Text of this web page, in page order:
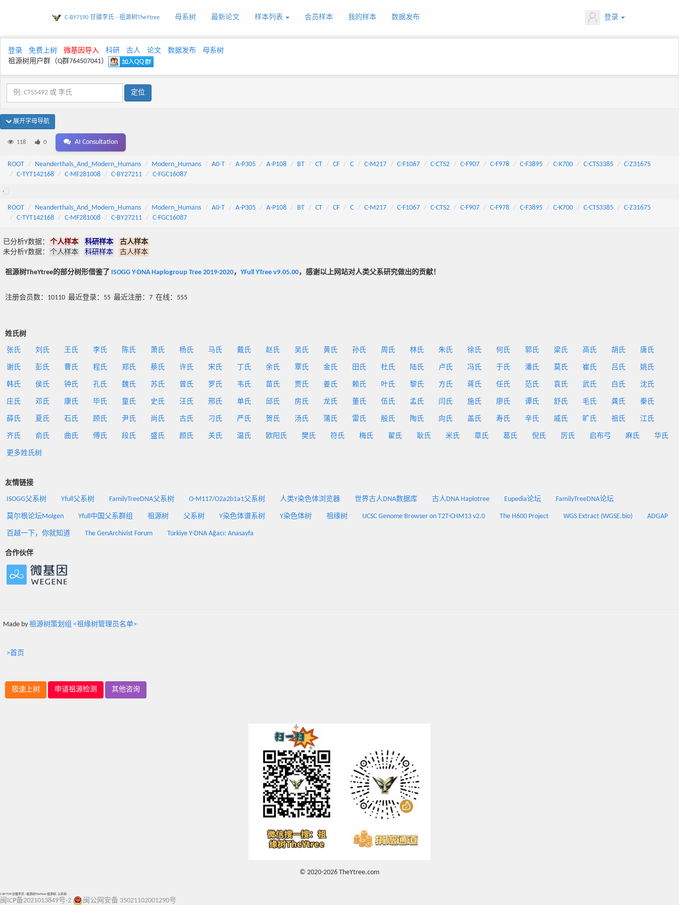
C-BY7190 甘疆李氏 - 祖源树TheYtree 母系树 最新论文 样本列表 会员样本 我的样本 数据发布 登录
登录 免费上树 微基因导入 科研 古人 论文 数据发布
母系树
祖源树用户群（Q群764507041）
展开字母导航
118 0 AI Consultation
ROOT Neanderthals_And_Modern_Humans Modern_Humans A0-T A-P305 A-P108 BT CT CF C C-M217 C-F1067 C-CTS2 C-F907 C-F978 C-F3895 C-K700 C-CTS3385
C-Z31675
C-TYT142168
C-MF281008 C-BY27211 C-FGC16087
ROOT Neanderthals_And_Modern_Humans Modern_Humans A0-T A-P305 A-P108 BT CT CF C C-M217 C-F1067 C-CTS2 C-F907 C-F978 C-F3895 C-K700 C-CTS3385
C-Z31675
C-TYT142168
C-MF281008 C-BY27211 C-FGC16087
已分析Y数据： 个人样本 科研样本
古人样本
未分析Y数据：
个人样本 科研样本 古人样本
祖源树TheYtree的部分树形借鉴了 ISOGG Y-DNA Haplogroup Tree 2019-2020， YFull YTree v9.05.00，感谢以上网站对人类父系研究做出的贡献！
注册会员数：10110 最近登录：55 最近注册：7 在线：555
姓氏树
张氏 刘氏 王氏 李氏 陈氏 萧氏 杨氏 马氏 戴氏 赵氏 吴氏 黄氏 孙氏 周氏 林氏 朱氏 徐氏 何氏 郭氏 梁氏 高氏 胡氏 唐氏
谢氏 彭氏 曹氏 程氏 郑氏 蔡氏 许氏 宋氏 丁氏 余氏 覃氏 金氏 田氏 杜氏 陆氏 卢氏 冯氏 于氏 潘氏 莫氏 崔氏 吕氏 姚氏
韩氏 侯氏 钟氏 孔氏 魏氏 苏氏 曾氏 罗氏 韦氏 苗氏 贾氏 姜氏 赖氏 叶氏 黎氏 方氏 蒋氏 任氏 范氏 袁氏 武氏 白氏 沈氏
庄氏 邓氏 康氏 毕氏 童氏 史氏 汪氏 邢氏 单氏 邱氏 房氏 龙氏 董氏 伍氏 孟氏 闫氏 施氏 廖氏 谭氏 舒氏 毛氏 龚氏 秦氏
薛氏 夏氏 石氏 顾氏 尹氏 尚氏 古氏 刁氏 严氏 贺氏 汤氏 蒲氏 雷氏 殷氏 陶氏 向氏 盖氏 寿氏 辛氏 戚氏 旷氏 祖氏 江氏
齐氏 俞氏 曲氏 傅氏 段氏 盛氏 颜氏 关氏 温氏 欧阳氏 樊氏 符氏 梅氏 翟氏 耿氏 米氏 章氏 葛氏 倪氏 厉氏 启布弓 麻氏 华氏
更多姓氏树
友情链接
ISOGG父系树 Yfull父系树 FamilyTreeDNA父系树 O-M117/O2a2b1a1父系树 人类Y染色体浏览器 世界古人DNA数据库 古人DNA Haplotree Eupedia论坛 FamilyTreeDNA论坛
莫尔根论坛Molgen Yfull中国父系群组 祖源树 父系树 Y染色体谱系树 Y染色体树 祖缘树 UCSC Genome Browser on T2T-CHM13 v2.0 The H600 Project WGS Extract (WGSE.bio) ADGAP
百越一下，你就知道 The GenArchivist Forum Türkiye Y-DNA Ağacı: Anasayfa
合作伙伴
Made by 祖源树策划组 <祖缘树管理员名单>
>首页
极速上树 申请祖源检测 其他咨询
© 2020-2026 TheYtree.com
C-BY7190 甘疆李氏 - 祖源树TheYtree 祖源树, 父系树
闽ICP备2021013849号-2 闽公网安备 35021102001290号